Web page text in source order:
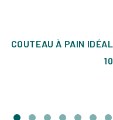
COUTEAU À PAIN